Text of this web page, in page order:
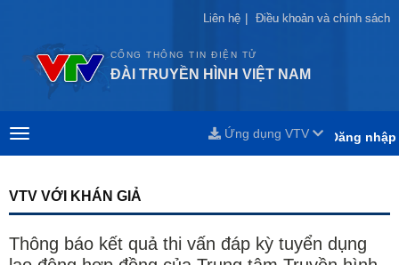
Liên hệ Điều khoản và chính sách
Liên hệ Điều khoản và chính sách
CỔNG THÔNG TIN ĐIỆN TỬ
ĐÀI TRUYỀN HÌNH VIỆT NAM
Đăng nhập
Ứng dụng VTV
VTV VỚI KHÁN GIẢ
Thông báo kết quả thi vấn đáp kỳ tuyển dụng